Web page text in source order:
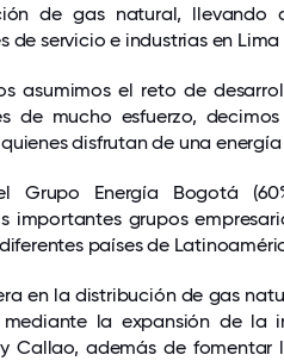
de gas natural,
de servicio e industrias en
asumimos el reto de
de mucho esfuerzo,
disfrutan de una
Grupo Energía Bogotá
importantes grupos
países de
en la distribución de gas
la expansión de la
Callao, además de